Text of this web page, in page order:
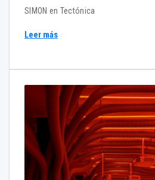
SIMON en Tectónica
Leer más